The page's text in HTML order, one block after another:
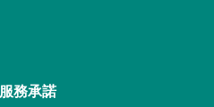
服務承諾